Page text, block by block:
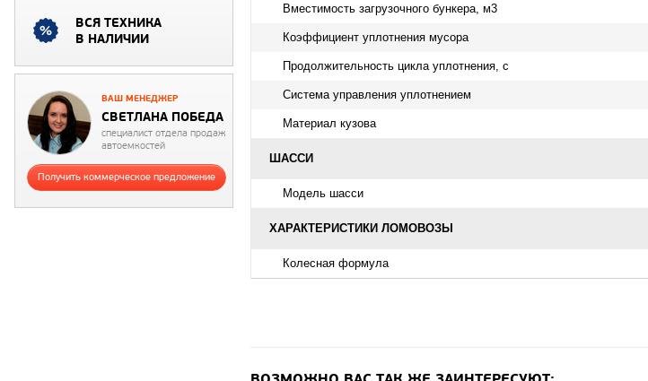
ВСЯ ТЕХНИКА
В НАЛИЧИИ
ВАШ МЕНЕДЖЕР
СВЕТЛАНА ПОБЕДА
специалист отдела продаж
автоемкостей
Получить коммерческое предложение
Вместимость загрузочного бункера, м3
Коэффициент уплотнения мусора
Продолжительность цикла уплотнения, с
Система управления уплотнением
Материал кузова
ШАССИ
Модель шасси
ХАРАКТЕРИСТИКИ ЛОМОВОЗЫ
Колесная формула